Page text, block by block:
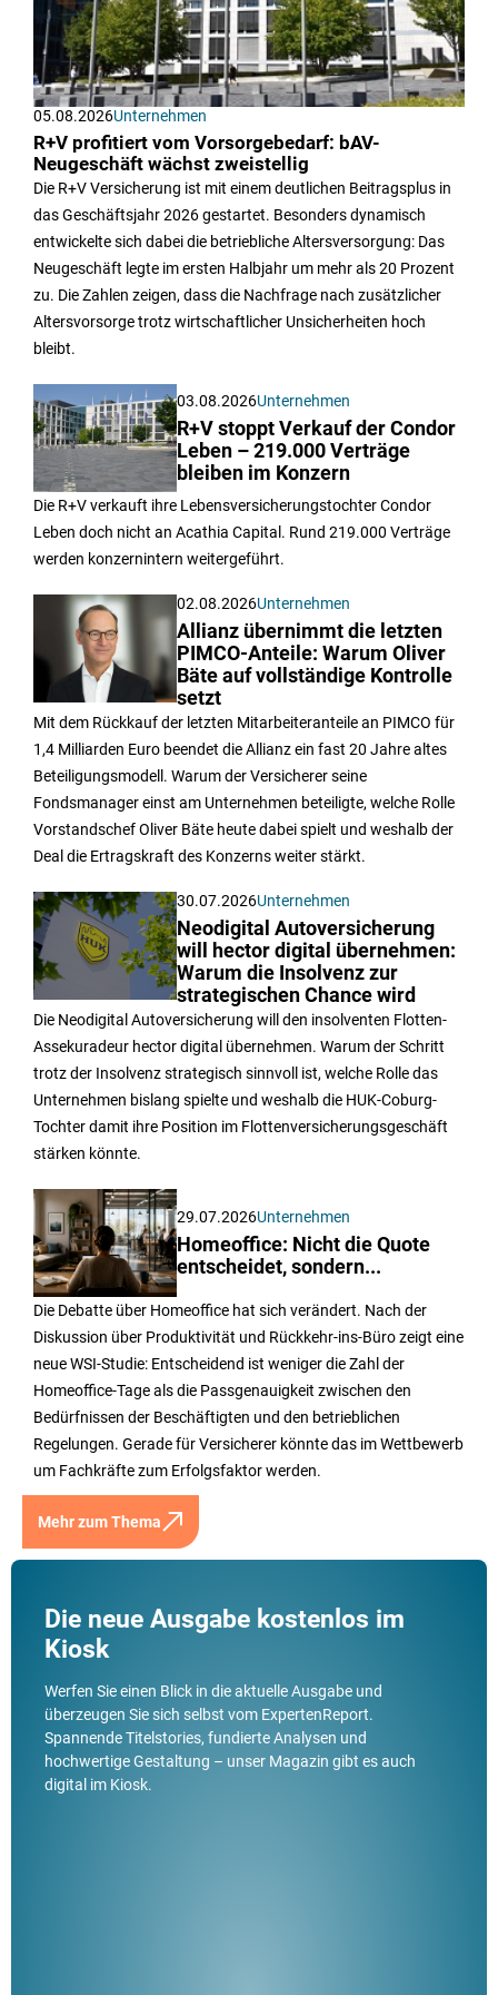
05.08.2026Unternehmen
R+V profitiert vom Vorsorgebedarf: bAV-
Neugeschäft wächst zweistellig
Die R+V Versicherung ist mit einem deutlichen Beitragsplus in
das Geschäftsjahr 2026 gestartet. Besonders dynamisch
entwickelte sich dabei die betriebliche Altersversorgung: Das
Neugeschäft legte im ersten Halbjahr um mehr als 20 Prozent
zu. Die Zahlen zeigen, dass die Nachfrage nach zusätzlicher
Altersvorsorge trotz wirtschaftlicher Unsicherheiten hoch
bleibt.
03.08.2026Unternehmen
R+V stoppt Verkauf der Condor
Leben – 219.000 Verträge
bleiben im Konzern
Die R+V verkauft ihre Lebensversicherungstochter Condor
Leben doch nicht an Acathia Capital. Rund 219.000 Verträge
werden konzernintern weitergeführt.
02.08.2026Unternehmen
Allianz übernimmt die letzten
PIMCO-Anteile: Warum Oliver
Bäte auf vollständige Kontrolle
setzt
Mit dem Rückkauf der letzten Mitarbeiteranteile an PIMCO für
1,4 Milliarden Euro beendet die Allianz ein fast 20 Jahre altes
Beteiligungsmodell. Warum der Versicherer seine
Fondsmanager einst am Unternehmen beteiligte, welche Rolle
Vorstandschef Oliver Bäte heute dabei spielt und weshalb der
Deal die Ertragskraft des Konzerns weiter stärkt.
30.07.2026Unternehmen
Neodigital Autoversicherung
will hector digital übernehmen:
Warum die Insolvenz zur
strategischen Chance wird
Die Neodigital Autoversicherung will den insolventen Flotten-
Assekuradeur hector digital übernehmen. Warum der Schritt
trotz der Insolvenz strategisch sinnvoll ist, welche Rolle das
Unternehmen bislang spielte und weshalb die HUK-Coburg-
Tochter damit ihre Position im Flottenversicherungsgeschäft
stärken könnte.
29.07.2026Unternehmen
Homeoffice: Nicht die Quote
entscheidet, sondern...
Die Debatte über Homeoffice hat sich verändert. Nach der
Diskussion über Produktivität und Rückkehr-ins-Büro zeigt eine
neue WSI-Studie: Entscheidend ist weniger die Zahl der
Homeoffice-Tage als die Passgenauigkeit zwischen den
Bedürfnissen der Beschäftigten und den betrieblichen
Regelungen. Gerade für Versicherer könnte das im Wettbewerb
um Fachkräfte zum Erfolgsfaktor werden.
Mehr zum Thema
Die neue Ausgabe kostenlos im
Kiosk
Werfen Sie einen Blick in die aktuelle Ausgabe und
überzeugen Sie sich selbst vom ExpertenReport.
Spannende Titelstories, fundierte Analysen und
hochwertige Gestaltung – unser Magazin gibt es auch
digital im Kiosk.